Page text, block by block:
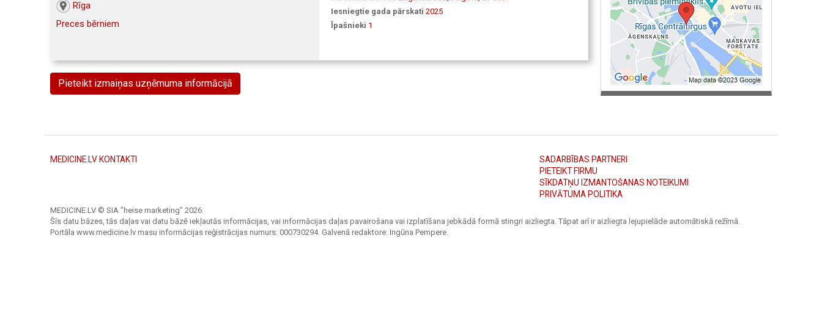
Rīga
Preces bērniem
Iesniegtie gada pārskati 2025
Īpašnieki 1
Pieteikt izmaiņas uzņēmuma informācijā
MEDICINE.LV KONTAKTI
SADARBĪBAS PARTNERI
PIETEIKT FIRMU
SĪKDATŅU IZMANTOŠANAS NOTEIKUMI
PRIVĀTUMA POLITIKA
MEDICINE.LV © SIA "heise marketing" 2026.
Šīs datu bāzes, tās daļas vai datu bāzē iekļautās informācijas, vai informācijas daļas pavairošana vai izplatīšana jebkādā formā stingri aizliegta. Tāpat arī ir aizliegta lejupielāde automātiskā režīmā.
Portāla www.medicine.lv masu informācijas reģistrācijas numurs: 000730294. Galvenā redaktore: Ingūna Pempere.